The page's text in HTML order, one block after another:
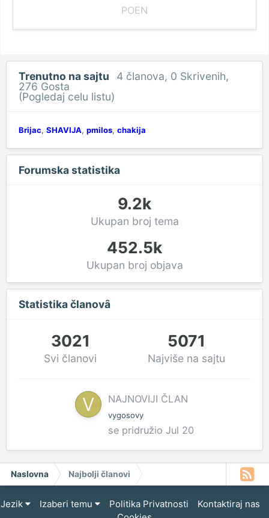
POEN
Trenutno na sajtu 4 članova, 0 Skrivenih,
276 Gosta
(Pogledaj celu listu)
Brijac SHAVIJA pmilos chakija
Forumska statistika
9.2k
Ukupan broj tema
452.5k
Ukupan broj objava
Statistika članovȃ
3021
Svi članovi
5071
Najviše na sajtu
NAJNOVIJI ČLAN
vygosovy
se pridružio Jul 20
Naslovna Najbolji članovi
Jezik Izaberi temu Politika Privatnosti
Kontaktiraj nas